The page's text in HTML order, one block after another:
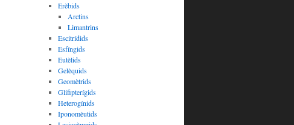
Erèbids
Arctins
Limantrins
Escitrídids
Esfíngids
Eutèlids
Gelèquids
Geomètrids
Glifipterígids
Heterogínids
Iponomèutids